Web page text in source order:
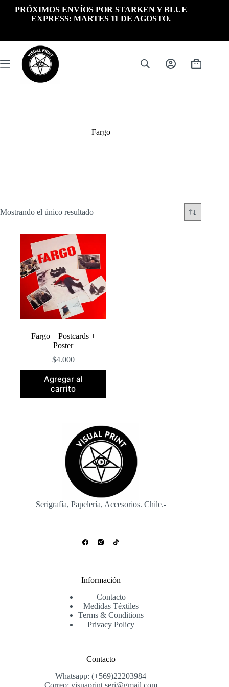
PRÓXIMOS ENVÍOS POR STARKEN Y BLUE
EXPRESS: MARTES 11 DE AGOSTO.
Carrito
Fargo
Mostrando el único resultado
Fargo – Postcards +
Poster
$4.000
Agregar al
carrito
Serigrafía, Papelería, Accesorios. Chile.-
Información
Contacto
Medidas Téxtiles
Terms & Conditions
Privacy Policy
Contacto
Whatsapp: (+569)22203984
Correo: visuaprint.seri@gmail.com